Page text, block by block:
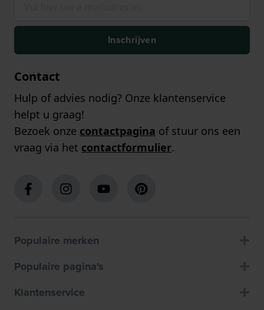
Inschrijven
Contact
Hulp of advies nodig? Onze klantenservice
helpt u graag!
Bezoek onze contactpagina of stuur ons een
vraag via het contactformulier.
Populaire merken
Populaire pagina's
Klantenservice